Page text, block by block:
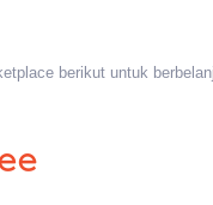
berikut untuk